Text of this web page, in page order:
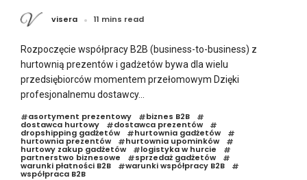
visera 11 mins read
Rozpoczęcie współpracy B2B (business-to-business) z
hurtownią prezentów i gadżetów bywa dla wielu
przedsiębiorców momentem przełomowym Dzięki
profesjonalnemu dostawcy...
#asortyment prezentowy #biznes B2B #
dostawca hurtowy #dostawca prezentów #
dropshipping gadżetów #hurtownia gadżetów #
hurtownia prezentów #hurtownia upominków #
hurtowy zakup gadżetów #logistyka w hurcie #
partnerstwo biznesowe #sprzedaż gadżetów #
warunki płatności B2B #warunki współpracy B2B #
współpraca B2B